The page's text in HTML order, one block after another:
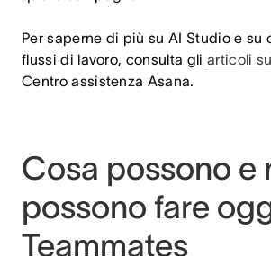
Per saperne di più su AI Studio e su
flussi di lavoro, consulta gli articoli
Centro assistenza Asana.
Cosa possono e
possono fare
Teammates